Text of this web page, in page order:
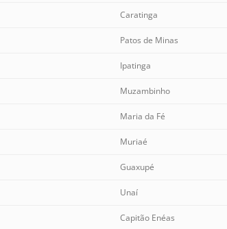
Caratinga
Patos de Minas
Ipatinga
Muzambinho
Maria da Fé
Muriaé
Guaxupé
Unaí
Capitão Enéas